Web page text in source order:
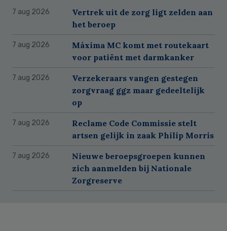
7 aug 2026
Vertrek uit de zorg ligt zelden aan
het beroep
7 aug 2026
Máxima MC komt met routekaart
voor patiënt met darmkanker
7 aug 2026
Verzekeraars vangen gestegen
zorgvraag ggz maar gedeeltelijk
op
7 aug 2026
Reclame Code Commissie stelt
artsen gelijk in zaak Philip Morris
7 aug 2026
Nieuwe beroepsgroepen kunnen
zich aanmelden bij Nationale
Zorgreserve